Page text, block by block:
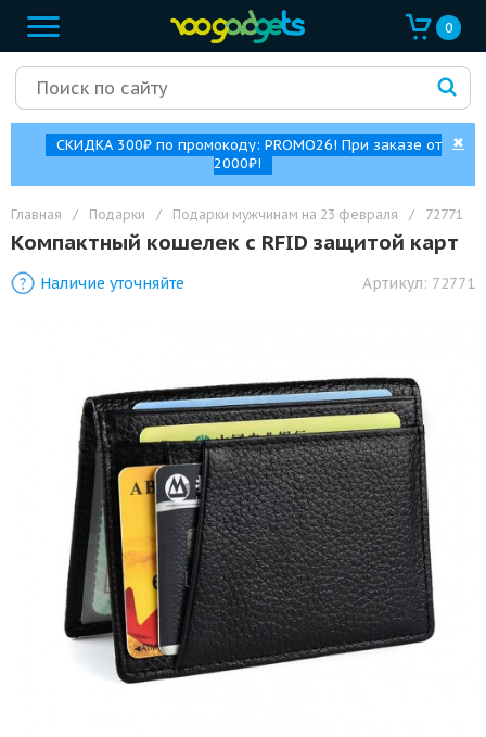
0
СКИДКА 300₽ по промокоду: PROMO26! При заказе от
2000₽!
✖
Главная / Подарки / Подарки мужчинам на 23 февраля / 72771
Компактный кошелек с RFID защитой карт
Наличие уточняйте Артикул: 72771